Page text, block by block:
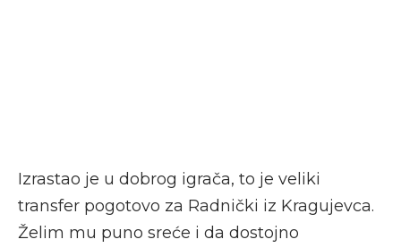
Izrastao je u dobrog igrača, to je veliki
transfer pogotovo za Radnički iz Kragujevca.
Želim mu puno sreće i da dostojno